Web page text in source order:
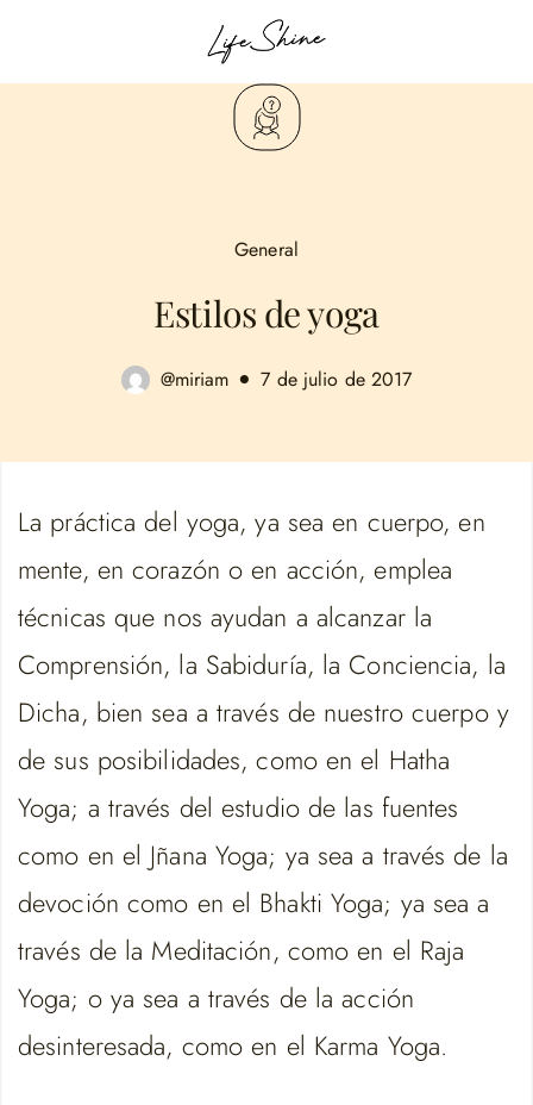
General
Estilos de yoga
@miriam 7 de julio de 2017
La práctica del yoga, ya sea en cuerpo, en
mente, en corazón o en acción, emplea
técnicas que nos ayudan a alcanzar la
Comprensión, la Sabiduría, la Conciencia, la
Dicha, bien sea a través de nuestro cuerpo y
de sus posibilidades, como en el Hatha
Yoga; a través del estudio de las fuentes
como en el Jñana Yoga; ya sea a través de la
devoción como en el Bhakti Yoga; ya sea a
través de la Meditación, como en el Raja
Yoga; o ya sea a través de la acción
desinteresada, como en el Karma Yoga.